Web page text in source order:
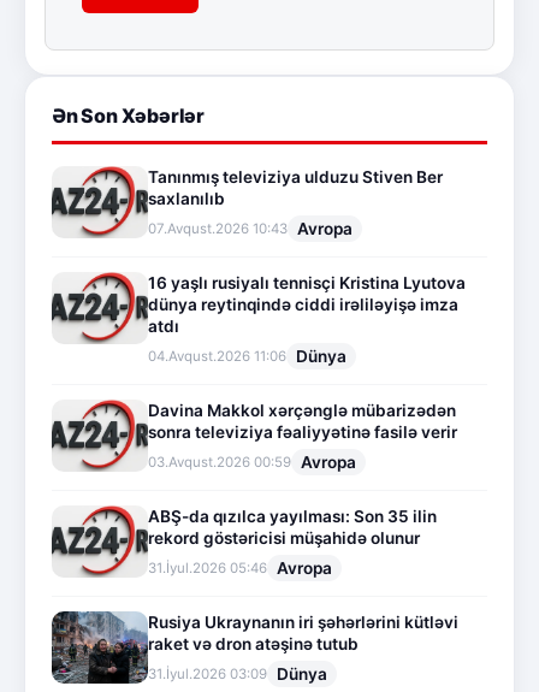
Ən Son Xəbərlər
Tanınmış televiziya ulduzu Stiven Ber
saxlanılıb
07.Avqust.2026 10:43 Avropa
16 yaşlı rusiyalı tennisçi Kristina Lyutova
dünya reytinqində ciddi irəliləyişə imza
atdı
04.Avqust.2026 11:06 Dünya
Davina Makkol xərçənglə mübarizədən
sonra televiziya fəaliyyətinə fasilə verir
03.Avqust.2026 00:59 Avropa
ABŞ-da qızılca yayılması: Son 35 ilin
rekord göstəricisi müşahidə olunur
31.İyul.2026 05:46 Avropa
Rusiya Ukraynanın iri şəhərlərini kütləvi
raket və dron atəşinə tutub
31.İyul.2026 03:09 Dünya